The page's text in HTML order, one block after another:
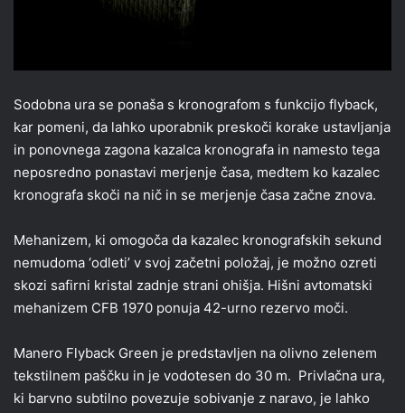
Sodobna ura se ponaša s kronografom s funkcijo flyback,
kar pomeni, da lahko uporabnik preskoči korake ustavljanja
in ponovnega zagona kazalca kronografa in namesto tega
neposredno ponastavi merjenje časa, medtem ko kazalec
kronografa skoči na nič in se merjenje časa začne znova.
Mehanizem, ki omogoča da kazalec kronografskih sekund
nemudoma ‘odleti’ v svoj začetni položaj, je možno ozreti
skozi safirni kristal zadnje strani ohišja. Hišni avtomatski
mehanizem CFB 1970 ponuja 42-urno rezervo moči.
Manero Flyback Green je predstavljen na olivno zelenem
tekstilnem paščku in je vodotesen do 30 m. Privlačna ura,
ki barvno subtilno povezuje sobivanje z naravo, je lahko